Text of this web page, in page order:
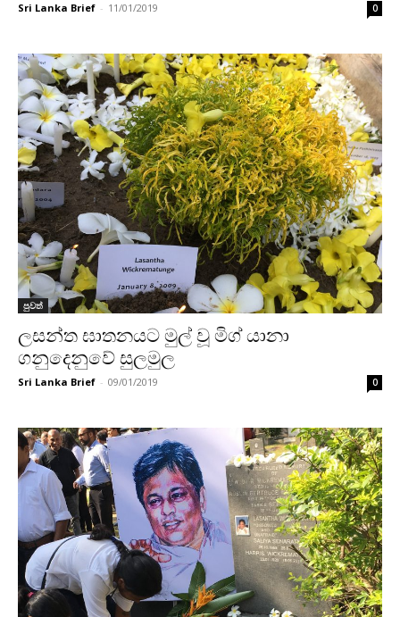
Sri Lanka Brief - 11/01/2019 0
පුවත්
ලසන්ත ඝාතනයට මුල් වූ මිග් යානා
ගනුදෙනුවේ සුලමුල
Sri Lanka Brief - 09/01/2019 0